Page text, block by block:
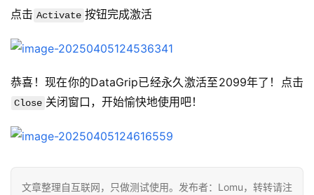
点击 Activate 按钮完成激活
恭喜！现在你的DataGrip已经永久激活至2099年了！点击
Close 关闭窗口，开始愉快地使用吧！
文章整理自互联网，只做测试使用。发布者：Lomu，转转请注